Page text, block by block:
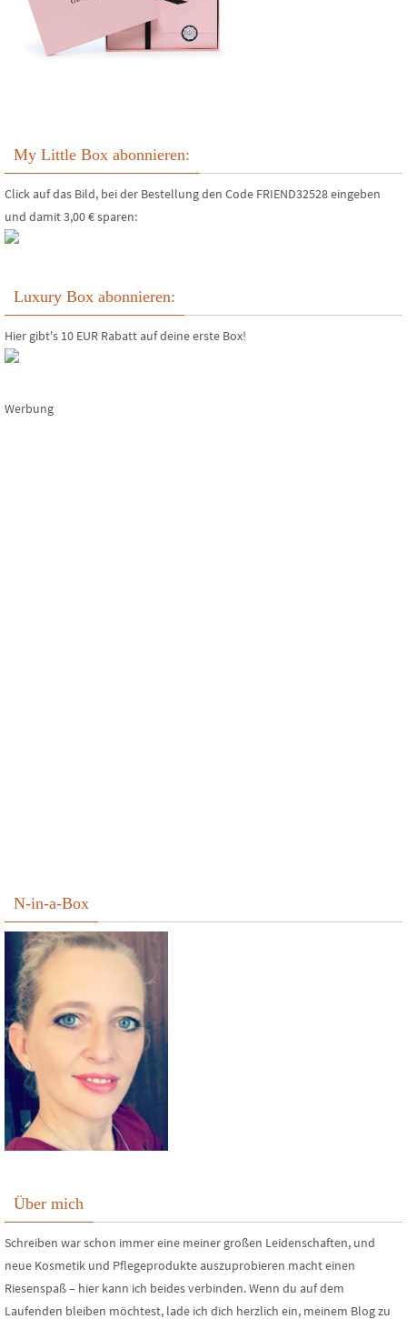
My Little Box abonnieren:
Click auf das Bild, bei der Bestellung den Code FRIEND32528 eingeben
und damit 3,00 € sparen:
Luxury Box abonnieren:
Hier gibt's 10 EUR Rabatt auf deine erste Box!
Werbung
N-in-a-Box
Über mich
Schreiben war schon immer eine meiner großen Leidenschaften, und
neue Kosmetik und Pflegeprodukte auszuprobieren macht einen
Riesenspaß – hier kann ich beides verbinden. Wenn du auf dem
Laufenden bleiben möchtest, lade ich dich herzlich ein, meinem Blog zu